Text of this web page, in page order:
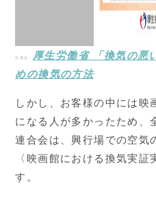
引用元：
厚生労働省 「換気の悪
めの換気の方法
しかし、お客様の中には映
になる人が多かったため、
連合会は、興行場での空気
〈映画館における換気実
す。